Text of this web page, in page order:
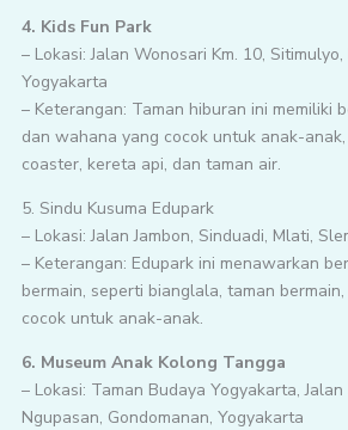
4. Kids Fun Park
– Lokasi: Jalan Wonosari Km. 10,
Yogyakarta
– Keterangan: Taman hiburan ini memiliki
dan wahana yang cocok untuk anak-
coaster, kereta api, dan taman air.
5. Sindu Kusuma Edupark
– Lokasi: Jalan Jambon, Sinduadi, Mlati,
– Keterangan: Edupark ini menawarkan
bermain, seperti bianglala, taman
cocok untuk anak-anak.
6. Museum Anak Kolong Tangga
– Lokasi: Taman Budaya Yogyakarta,
Ngupasan, Gondomanan, Yogyakarta